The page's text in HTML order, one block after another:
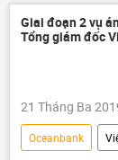
Vietsovpetro
Giai đoạn 2 vụ
Tổng giám đốc
21 Tháng Ba
Oceanbank